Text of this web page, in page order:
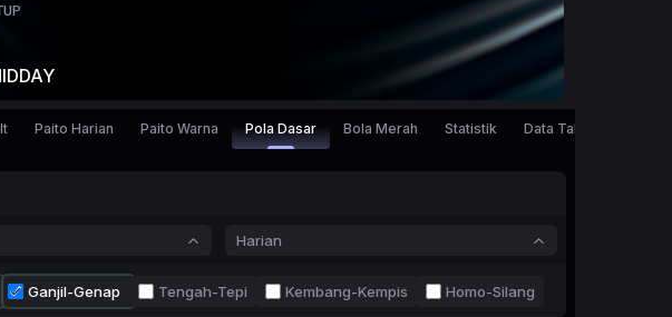
Paito Harian Paito Warna Pola Dasar Bola Merah Statistik Data Tahunan
Harian
Ganjil-Genap Tengah-Tepi Kembang-Kempis Homo-Silang